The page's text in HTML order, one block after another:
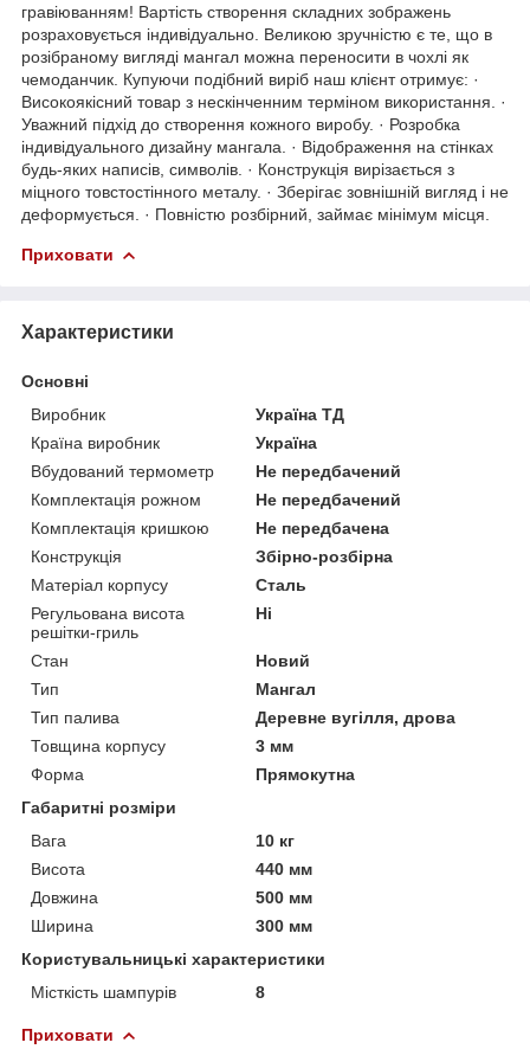
гравіюванням! Вартість створення складних зображень
розраховується індивідуально. Великою зручністю є те, що в
розібраному вигляді мангал можна переносити в чохлі як
чемоданчик. Купуючи подібний виріб наш клієнт отримує: ·
Високоякісний товар з нескінченним терміном використання. ·
Уважний підхід до створення кожного виробу. · Розробка
індивідуального дизайну мангала. · Відображення на стінках
будь-яких написів, символів. · Конструкція вирізається з
міцного товстостінного металу. · Зберігає зовнішній вигляд і не
деформується. · Повністю розбірний, займає мінімум місця.
Приховати
Характеристики
Основні
Виробник
Україна ТД
Країна виробник
Україна
Вбудований термометр
Не передбачений
Комплектація рожном
Не передбачений
Комплектація кришкою
Не передбачена
Конструкція
Збірно-розбірна
Матеріал корпусу
Сталь
Регульована висота
решітки-гриль
Ні
Стан
Новий
Тип
Мангал
Тип палива
Деревне вугілля, дрова
Товщина корпусу
3 мм
Форма
Прямокутна
Габаритні розміри
Вага
10 кг
Висота
440 мм
Довжина
500 мм
Ширина
300 мм
Користувальницькі характеристики
Місткість шампурів
8
Приховати